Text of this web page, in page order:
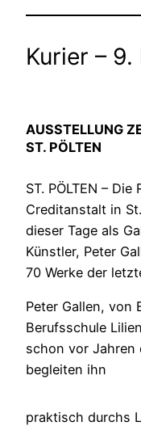
Kurier –
AUSSTELLUNG
ST. PÖLTEN
ST. PÖLTEN –
Creditanstalt in
dieser Tage als
Künstler, Peter
70 Werke der
Peter Gallen, von
Berufsschule
schon vor Jahren
begleiten ihn
praktisch durchs